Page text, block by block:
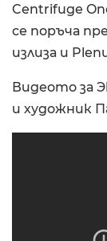
Centrifuge
се поръча
излиза и
Видеото за
и художник